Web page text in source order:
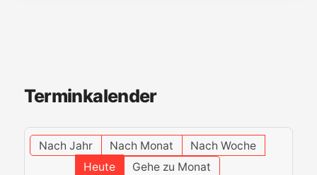
Terminkalender
Nach Jahr Nach Monat
Nach Woche
Heute
Gehe zu Monat